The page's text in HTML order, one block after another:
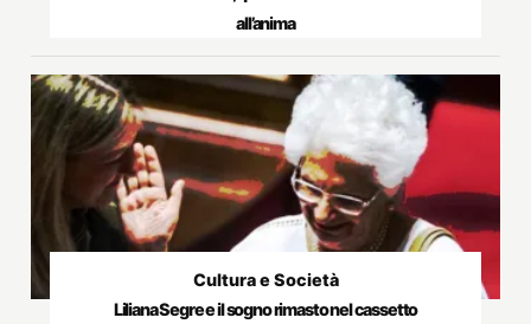
all’anima
Cultura e Società
Liliana Segre e il sogno rimasto nel cassetto